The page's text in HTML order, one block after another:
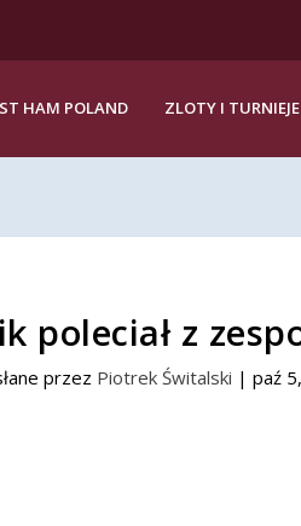
HAM POLAND ZLOTY I TURNIEJE
poleciał z
przez Piotrek Świtalski | paź